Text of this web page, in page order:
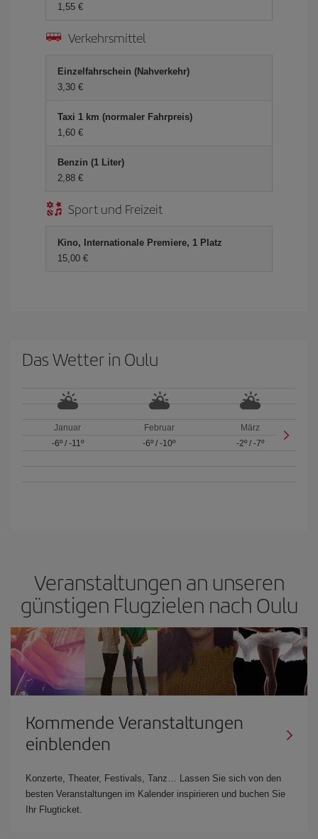
1,55 €
Verkehrsmittel
Einzelfahrschein (Nahverkehr)
3,30 €
Taxi 1 km (normaler Fahrpreis)
1,60 €
Benzin (1 Liter)
2,88 €
Sport und Freizeit
Kino, Internationale Premiere, 1 Platz
15,00 €
Das Wetter in Oulu
Januar
-6º/ -11º
Februar
-6º / -10º
März
-2º /-7º
Veranstaltungen an unseren
günstigen Flugzielen nach Oulu
Kommende Veranstaltungen
einblenden
Konzerte, Theater, Festivals, Tanz… Lassen Sie sich von den
besten Veranstaltungen im Kalender inspirieren und buchen Sie
Ihr Flugticket.